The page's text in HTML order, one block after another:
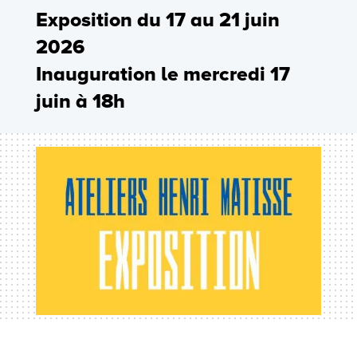
Exposition du 17 au 21 juin
2026
Inauguration le mercredi 17
juin à 18h